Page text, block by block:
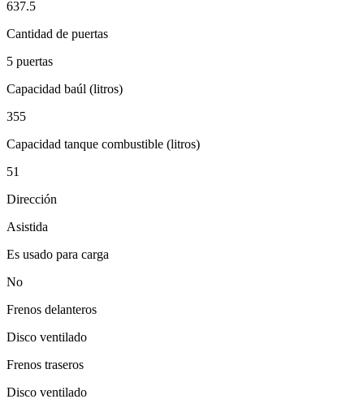
637.5
Cantidad de puertas
5 puertas
Capacidad baúl (litros)
355
Capacidad tanque combustible (litros)
51
Dirección
Asistida
Es usado para carga
No
Frenos delanteros
Disco ventilado
Frenos traseros
Disco ventilado